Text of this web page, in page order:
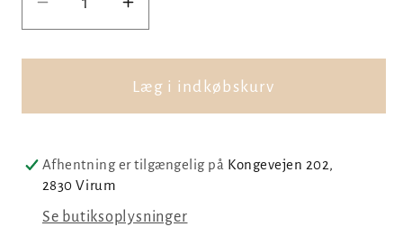
Reducer
antallet
for
i
med
juletræ
og
Øg
antallet
for
Hus
i
med
hjerte,
Læg i indkøbskurv
Afhentning er tilgængelig på Kongevejen 202,
2830 Virum
Se butiksoplysninger